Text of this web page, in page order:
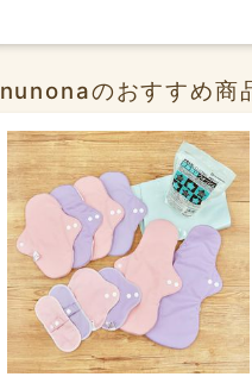
nunonaのおすすめ商